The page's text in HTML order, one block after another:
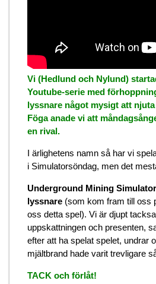
Vi (Hedlund och Nylund)
Youtube-serie med
lyssnare något mysigt att
Föga anade vi att
en rival.
I ärlighetens namn så har vi
i Simulatorsöndag, men det
Underground Mining
lyssnare (som kom fram till oss
oss detta spel). Vi är djupt
uppskattningen och presenten,
efter att ha spelat spelet, undrar
mjältbrand hade varit trevligare
TACK och förlåt!